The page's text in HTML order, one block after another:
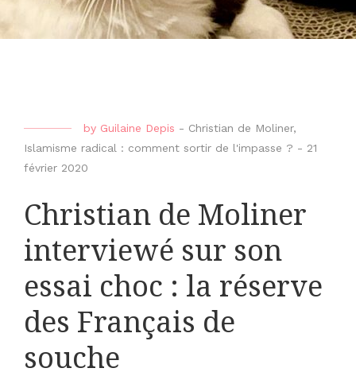
by Guilaine Depis - Christian de Moliner,
Islamisme radical : comment sortir de l'impasse ? - 21
février 2020
Christian de Moliner
interviewé sur son
essai choc : la réserve
des Français de
souche